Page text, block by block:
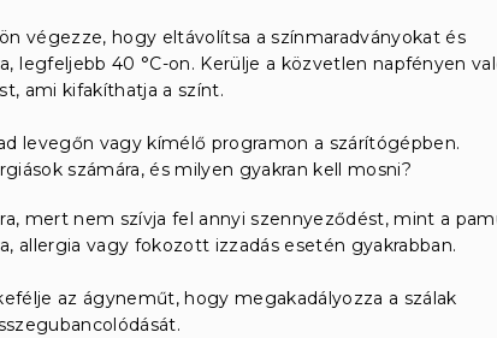
végezze, hogy eltávolítsa a színmaradványokat és
legfeljebb 40 °C-on. Kerülje a közvetlen napfényen
ami kifakíthatja a színt.
levegőn vagy kímélő programon a szárítógépben.
számára, és milyen gyakran kell mosni?
mert nem szívja fel annyi szennyeződést, mint a
allergia vagy fokozott izzadás esetén gyakrabban.
az ágyneműt, hogy megakadályozza a szálak